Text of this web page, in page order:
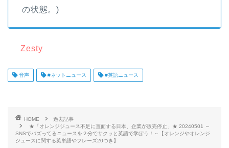
の状態。)
Zesty
音声 #ネットニュース #英語ニュース
HOME
過去記事
★「オレンジジュース不足に直面する日本、企業が販売停止」★ 20240501 ～
SNSでバズってるニュースを２分でサクッと英語で学ぼう！～【オレンジやオレンジ
ジュースに関する英単語やフレーズ20つき】